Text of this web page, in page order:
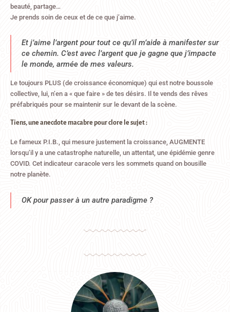
beauté, partage…
Je prends soin de ceux et de ce que j’aime.
Et j’aime l’argent pour tout ce qu’il m’aide à manifester sur
ce chemin. C’est avec l’argent que je gagne que j’impacte
le monde, armée de mes valeurs.
Le toujours PLUS (de croissance économique) qui est notre boussole
collective, lui, n’en a « que faire » de tes désirs. Il te vends des rêves
préfabriqués pour se maintenir sur le devant de la scène.
Tiens, une anecdote macabre pour clore le sujet :
Le fameux P.I.B., qui mesure justement la croissance, AUGMENTE
lorsqu’il y a une catastrophe naturelle, un attentat, une épidémie genre
COVID. Cet indicateur caracole vers les sommets quand on bousille
notre planète.
OK pour passer à un autre paradigme ?